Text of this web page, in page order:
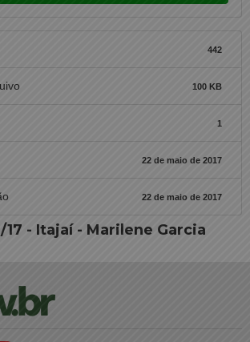
442
100 KB
1
22 de maio de 2017
22 de maio de 2017
- Itajaí - Marilene Garcia